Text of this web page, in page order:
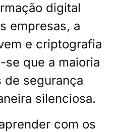
digital
empresas, a
e criptografia
que a maioria
segurança
silenciosa.
com os